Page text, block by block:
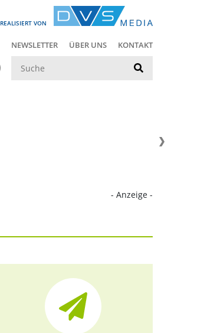
REALISIERT VON
NEWSLETTER ÜBER UNS KONTAKT
- Anzeige -